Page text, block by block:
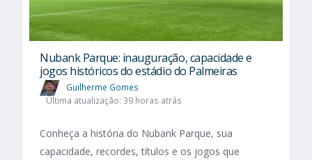
Nubank Parque: inauguração, capacidade e
jogos históricos do estádio do Palmeiras
Guilherme Gomes
Última atualização: 39 horas atrás
Conheça a história do Nubank Parque, sua
capacidade, recordes, títulos e os jogos que